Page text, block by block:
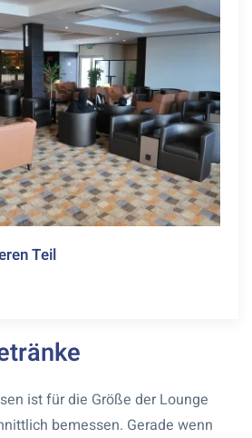
Teil
ist für die Größe der Lounge
bemessen. Gerade wenn